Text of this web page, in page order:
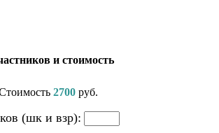
и стоимость
2700 руб.
(шк и взр):